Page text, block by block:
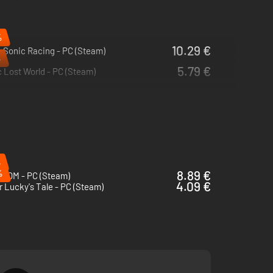
Sonic Racing - PC (Steam)
10.29 €
Lost World - PC (Steam)
5.79 €
- PC (Steam)
8.89 €
Lucky's Tale - PC (Steam)
4.09 €